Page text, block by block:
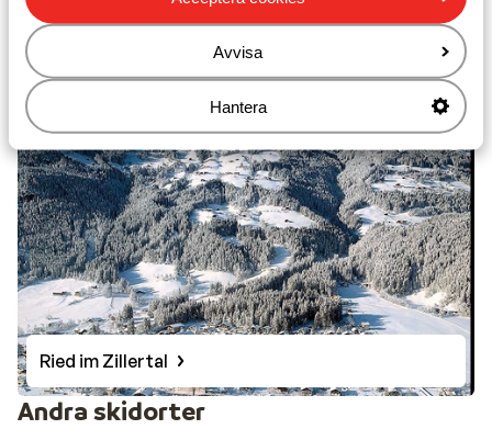
Avvisa
Hantera
Ried im Zillertal
Andra skidorter